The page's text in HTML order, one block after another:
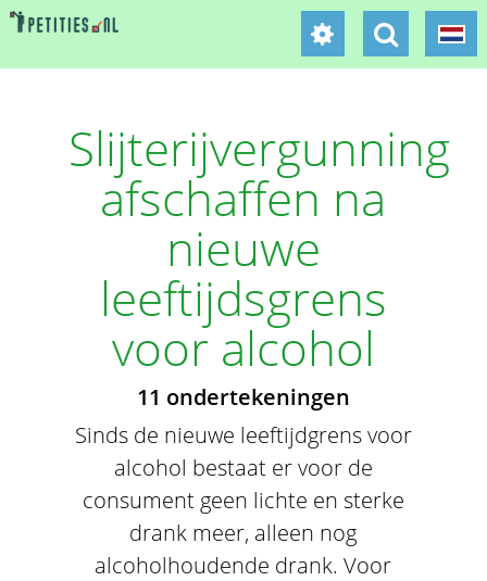
Slijterijvergunning
afschaffen na
nieuwe
leeftijdsgrens
voor alcohol
11 ondertekeningen
Sinds de nieuwe leeftijdgrens voor
alcohol bestaat er voor de
consument geen lichte en sterke
drank meer, alleen nog
alcoholhoudende drank. Voor